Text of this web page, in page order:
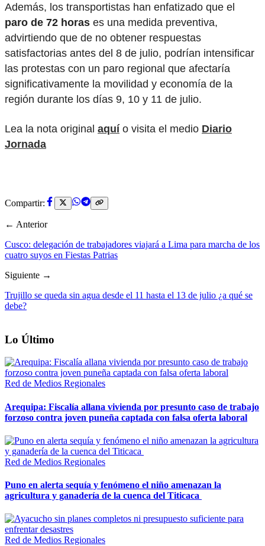
Además, los transportistas han enfatizado que el
paro de 72 horas es una medida preventiva,
advirtiendo que de no obtener respuestas
satisfactorias antes del 8 de julio, podrían intensificar
las protestas con un paro regional que afectaría
significativamente la movilidad y economía de la
región durante los días 9, 10 y 11 de julio.
Lea la nota original aquí o visita el medio Diario
Jornada
Compartir:
← Anterior
Cusco: delegación de trabajadores viajará a Lima para marcha de los
cuatro suyos en Fiestas Patrias
Siguiente →
Trujillo se queda sin agua desde el 11 hasta el 13 de julio ¿a qué se
debe?
Lo Último
Red de Medios Regionales
Arequipa: Fiscalía allana vivienda por presunto caso de trabajo
forzoso contra joven puneña captada con falsa oferta laboral
Red de Medios Regionales
Puno en alerta sequía y fenómeno el niño amenazan la
agricultura y ganadería de la cuenca del Titicaca
Red de Medios Regionales